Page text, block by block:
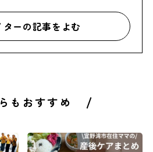
ターの記事をよむ
もおすすめ